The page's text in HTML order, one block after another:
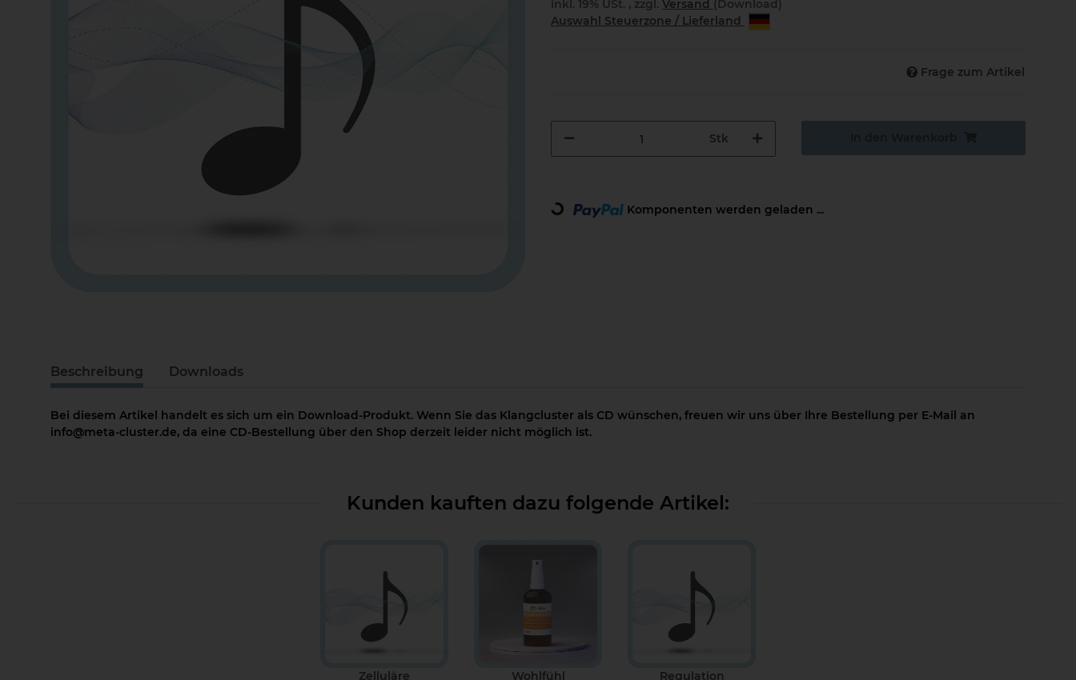
inkl. 19% USt. , zzgl. Versand (Download)
Auswahl Steuerzone / Lieferland
Frage zum Artikel
Stk
Loading... Komponenten werden geladen ...
Beschreibung Downloads
Bei diesem Artikel handelt es sich um ein Download-Produkt. Wenn Sie das Klangcluster als CD wünschen, freuen wir uns über Ihre Bestellung per E-Mail an
info@meta-cluster.de, da eine CD-Bestellung über den Shop derzeit leider nicht möglich ist.
Kunden kauften dazu folgende Artikel:
Zelluläre
Wohlfühl
Regulation